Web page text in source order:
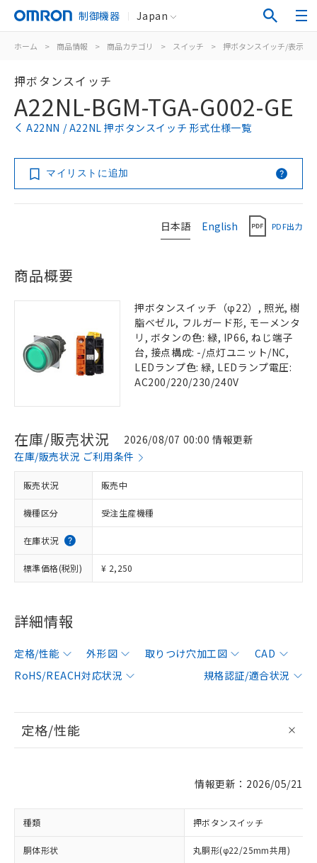
制御機器 Japan
ホーム > 商品情報 > 商品カテゴリ > スイッチ > 押ボタンスイッチ/表示灯
押ボタンスイッチ
A22NL-BGM-TGA-G002-GE
A22NN / A22NL 押ボタンスイッチ 形式仕様一覧
マイリストに追加
日本語 English PDF出力
商品概要
押ボタンスイッチ（φ22）, 照光, 樹
脂ベゼル, フルガード形, モーメンタ
リ, ボタンの色: 緑, IP66, ねじ端子
台, 接点構成: -/点灯ユニット/NC,
LEDランプ色: 緑, LEDランプ電圧:
AC200/220/230/240V
在庫/販売状況
2026/08/07 00:00 情報更新
在庫/販売状況 ご利用条件
販売状況 販売中
機種区分 受注生産機種
在庫状況
標準価格(税別) ¥ 2,250
詳細情報
定格/性能 外形図 取りつけ穴加工図
CAD
RoHS/REACH対応状況
規格認証/適合状況
定格/性能
情報更新：2026/05/21
種類 押ボタンスイッチ
胴体形状 丸胴形(φ22/25mm共用)